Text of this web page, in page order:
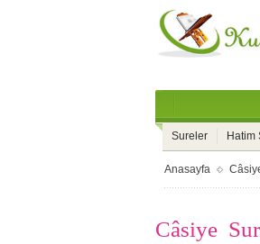
Sureler Hatim
Anasayfa
Câsiye